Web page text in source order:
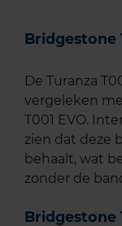
Bridgestone
De Turanza
vergeleken
T001 EVO.
zien dat deze
behaalt, wat
zonder de
Bridgestone